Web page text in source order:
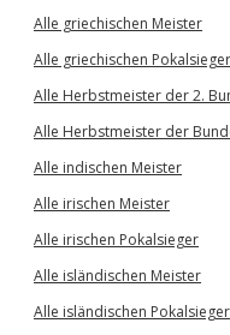
Alle griechischen Meister
Alle griechischen Pokalsieger
Alle Herbstmeister der 2.
Alle Herbstmeister der
Alle indischen Meister
Alle irischen Meister
Alle irischen Pokalsieger
Alle isländischen Meister
Alle isländischen Pokalsieger